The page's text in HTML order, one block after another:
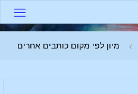
מיון לפי מקום כותבים אחרים